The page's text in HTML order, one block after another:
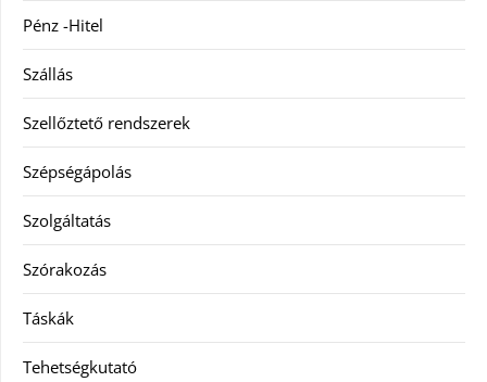
Pénz -Hitel
Szállás
Szellőztető rendszerek
Szépségápolás
Szolgáltatás
Szórakozás
Táskák
Tehetségkutató